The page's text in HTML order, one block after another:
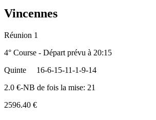
Vincennes
Réunion 1
4° Course - Départ prévu à 20:15
Quinte
16-6-15-11-1-9-14
2.0 €-NB de fois la mise: 21
2596.40 €